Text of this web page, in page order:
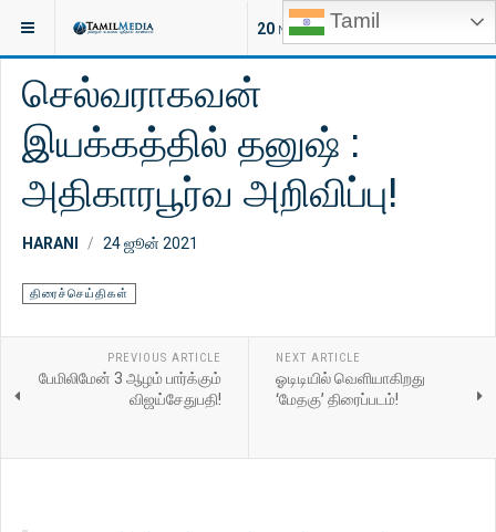
Tamil
20 NEW ARTICLES
இருக்குமிடம்: சினிமா திரைச்செய்திகள்
செல்வராகவன்
இயக்கத்தில் தனுஷ் :
அதிகாரபூர்வ அறிவிப்பு!
HARANI 24 ஜூன் 2021
திரைச்செய்திகள்
PREVIOUS ARTICLE
பேமிலிமேன் 3 ஆழம் பார்க்கும்
விஜய்சேதுபதி!
NEXT ARTICLE
ஓடிடியில் வெளியாகிறது
‘மேதகு’ திரைப்படம்!